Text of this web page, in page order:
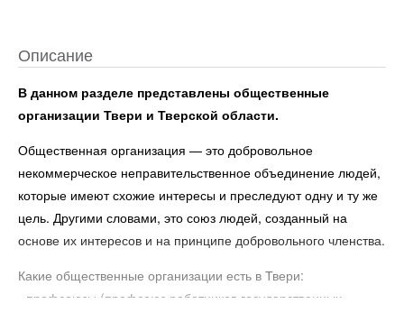
Описание
В данном разделе представлены общественные
организации Твери и Тверской области.
Общественная организация — это добровольное
некоммерческое неправительственное объединение людей,
которые имеют схожие интересы и преследуют одну и ту же
цель. Другими словами, это союз людей, созданный на
основе их интересов и на принципе добровольного членства.
Какие общественные организации есть в Твери:
- профсоюзы (профсоюз работников государственных